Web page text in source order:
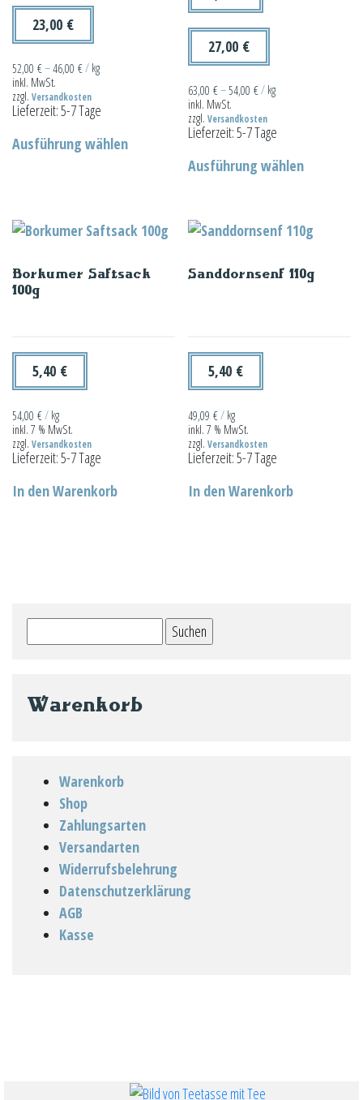
23,00 €
52,00 €–46,00 €/ kg
inkl. MwSt.
zzgl. Versandkosten
Lieferzeit:5-7 Tage
Ausführung wählenProdukt
auf.
Optionen
27,00 €
63,00€– 54,00€/ kg
inkl. MwSt.
zzgl.Versandkosten
Lieferzeit:5-7 Tage
Ausführung wählenProdukt
Varianten
Die
Borkumer Saftsack
100g
5,40 €
54,00 €/ kg
inkl. 7 % MwSt.
zzgl. Versandkosten
Lieferzeit:5-7 Tage
In den Warenkorb
Sanddornsenf 110g
5,40 €
49,09€/ kg
inkl. 7 % MwSt.
zzgl.Versandkosten
Lieferzeit:5-7 Tage
In den Warenkorb
nach:
Warenkorb
Warenkorb
Shop
Zahlungsarten
Versandarten
Widerrufsbelehrung
Datenschutzerklärung
AGB
Kasse